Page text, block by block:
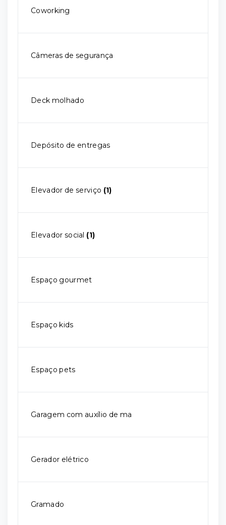
Coworking
Câmeras de segurança
Deck molhado
Depósito de entregas
Elevador de serviço (1)
Elevador social (1)
Espaço gourmet
Espaço kids
Espaço pets
Garagem com auxílio de ma
Gerador elétrico
Gramado